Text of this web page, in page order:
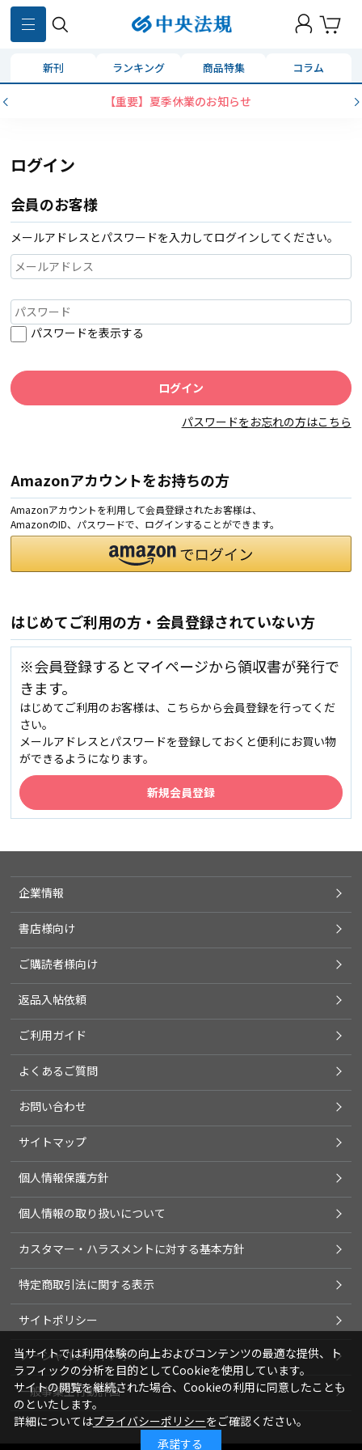
新刊 ランキング 商品特集 コラム
【重要】夏季休業のお知らせ
ログイン
会員のお客様
メールアドレスとパスワードを入力してログインしてください。
パスワードを表示する
パスワードをお忘れの方はこちら
Amazonアカウントをお持ちの方
Amazonアカウントを利用して会員登録されたお客様は、
AmazonのID、パスワードで、ログインすることができます。
はじめてご利用の方・会員登録されていない方
※会員登録するとマイページから領収書が発行で
きます。
はじめてご利用のお客様は、こちらから会員登録を行ってくだ
さい。
メールアドレスとパスワードを登録しておくと便利にお買い物
ができるようになります。
企業情報
書店様向け
ご購読者様向け
返品入帖依頼
ご利用ガイド
よくあるご質問
お問い合わせ
サイトマップ
個人情報保護方針
個人情報の取り扱いについて
カスタマー・ハラスメントに対する基本方針
特定商取引法に関する表示
サイトポリシー
ソーシャルメディアポリシー
一般事業主行動計画
当サイトでは利用体験の向上およびコンテンツの最適な提供、ト
ラフィックの分析を目的としてCookieを使用しています。
サイトの閲覧を継続された場合、Cookieの利用に同意したことも
のといたします。
詳細についてはプライバシーポリシーをご確認ください。
承諾する